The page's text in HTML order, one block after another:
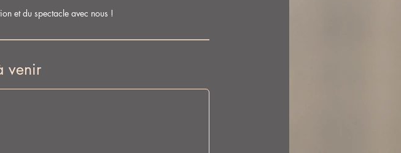
et du spectacle avec nous !
venir